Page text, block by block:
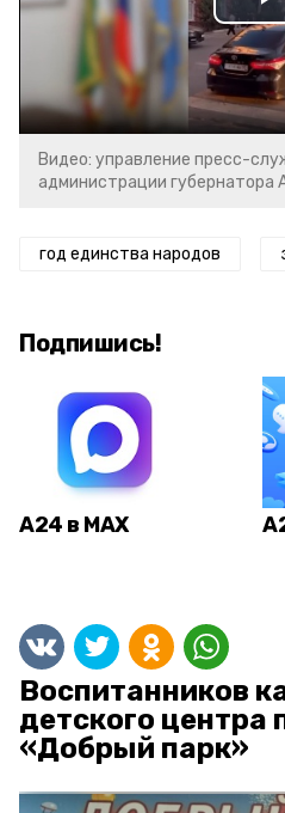
Видео: управление пресс-
администрации губернатора
год единства народов
Подпишись!
А24 в MAX
Воспитанников
детского центра
«Добрый парк»